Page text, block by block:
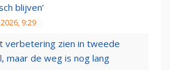
blijven’
9:29
verbetering zien in tweede
maar de weg is nog lang